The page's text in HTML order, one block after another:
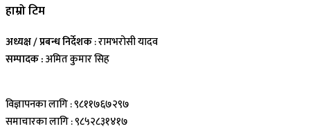
हाम्रो टिम
अध्यक्ष / प्रबन्ध निर्देशक: रामभरोसी यादव
सम्पादक :अमित कुमार सिह
विज्ञापनका लागि : ९८११७६७२९७
समाचारका लागि : ९८५२८३१४१७